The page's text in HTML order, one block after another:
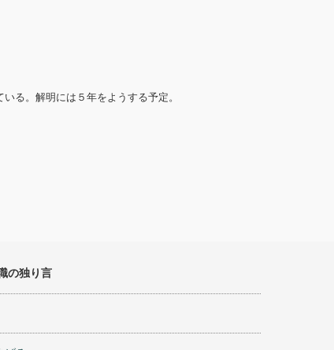
る。解明には５年をようする予定。
の独り言